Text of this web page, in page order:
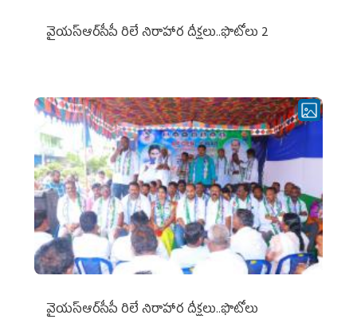
వైయ‌స్ఆర్‌సీపీ రిలే నిరాహార దీక్షలు..ఫొటోలు 2
వైయ‌స్ఆర్‌సీపీ రిలే నిరాహార దీక్షలు..ఫొటోలు